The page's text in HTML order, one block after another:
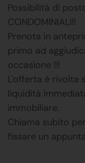
Possibilità di
CONDOMINIALI!!
Prenota in
primo ad
occasione !!!
L'offerta è rivolta
liquidità
immobiliare.
Chiama subito
fissare un